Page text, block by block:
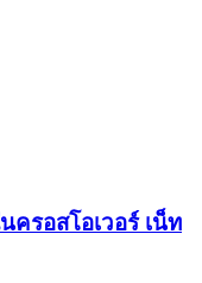
รอสโอเวอร์ เน็ท